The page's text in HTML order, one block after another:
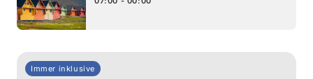
Immer inklusive